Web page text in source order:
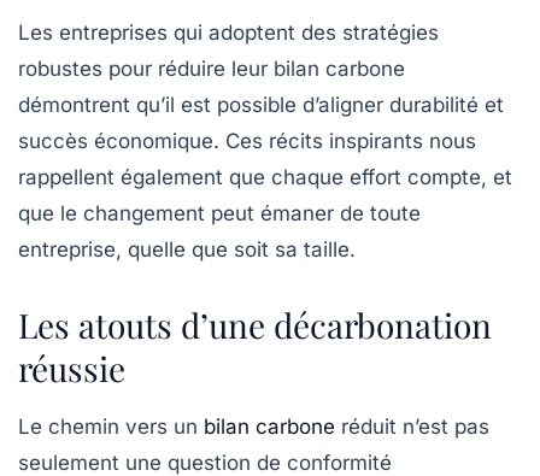
Les entreprises qui adoptent des stratégies
robustes pour réduire leur bilan carbone
démontrent qu’il est possible d’aligner durabilité et
succès économique. Ces récits inspirants nous
rappellent également que chaque effort compte, et
que le changement peut émaner de toute
entreprise, quelle que soit sa taille.
Les atouts d’une décarbonation
réussie
Le chemin vers un bilan carbone réduit n’est pas
seulement une question de conformité